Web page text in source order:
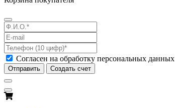
Согласен на обработку персональных данных
Отправить Создать счет